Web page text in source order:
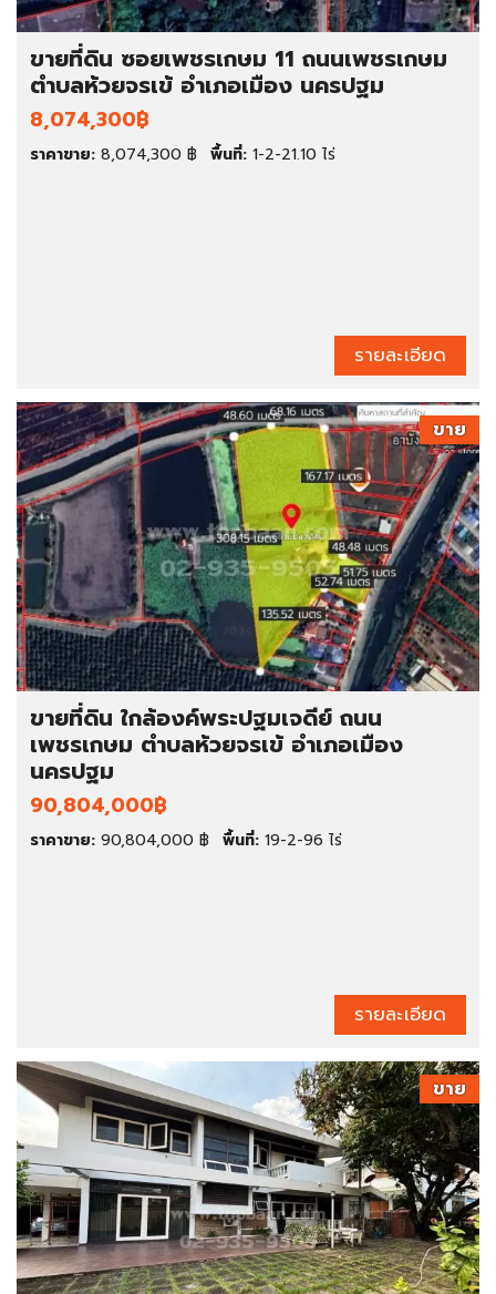
ขายที่ดิน ซอยเพชรเกษม 11 ถนนเพชรเกษม
ตำบลห้วยจรเข้ อำเภอเมือง นครปฐม
8,074,300฿
ราคาขาย: 8,074,300 ฿ พื้นที่: 1-2-21.10 ไร่
รายละเอียด
ขาย
ขายที่ดิน ใกล้องค์พระปฐมเจดีย์ ถนน
เพชรเกษม ตำบลห้วยจรเข้ อำเภอเมือง
นครปฐม
90,804,000฿
ราคาขาย: 90,804,000 ฿ พื้นที่: 19-2-96 ไร่
รายละเอียด
ขาย